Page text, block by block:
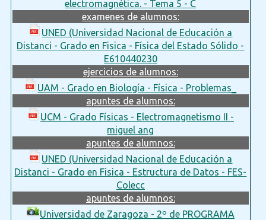
electromagnética. - Tema 5 - C
examenes de alumnos:
UNED (Universidad Nacional de Educación a
Distanci - Grado en Fisica - Física del Estado Sólido -
E610440230
ejercicios de alumnos:
UAM - Grado en Biología - Física - Problemas_
apuntes de alumnos:
UCM - Grado Físicas - Electromagnetismo II -
miguel ang
apuntes de alumnos:
UNED (Universidad Nacional de Educación a
Distanci - Grado en Fisica - Estructura de Datos - FES-
Colecc
apuntes de alumnos:
Universidad de Zaragoza - 2º de PROGRAMA